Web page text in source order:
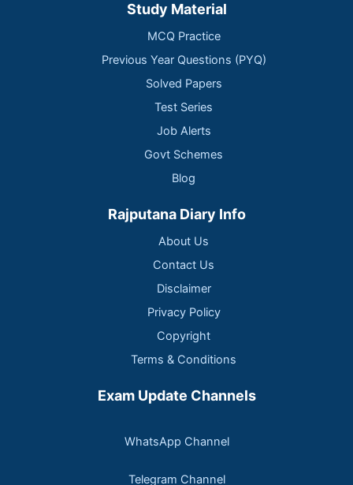
Study Material
MCQ Practice
Previous Year Questions (PYQ)
Solved Papers
Test Series
Job Alerts
Govt Schemes
Blog
Rajputana Diary Info
About Us
Contact Us
Disclaimer
Privacy Policy
Copyright
Terms & Conditions
Exam Update Channels
WhatsApp Channel
Telegram Channel